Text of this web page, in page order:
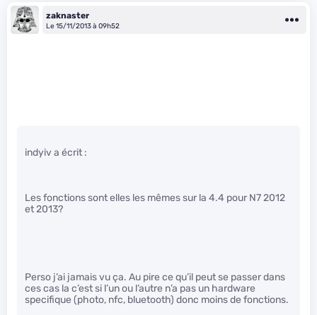
zaknaster
Le 15/11/2013 à 09h52
indyiv a écrit :
Les fonctions sont elles les mêmes sur la 4.4 pour N7 2012
et 2013?
Perso j’ai jamais vu ça. Au pire ce qu’il peut se passer dans
ces cas la c’est si l’un ou l’autre n’a pas un hardware
specifique (photo, nfc, bluetooth) donc moins de fonctions.